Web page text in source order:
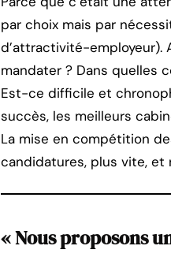
par choix mais par
d’attractivité-employeur).
mandater ? Dans quelles
Est-ce difficile et
succès, les meilleurs
La mise en compétition
candidatures, plus vite, et
« Nous proposons